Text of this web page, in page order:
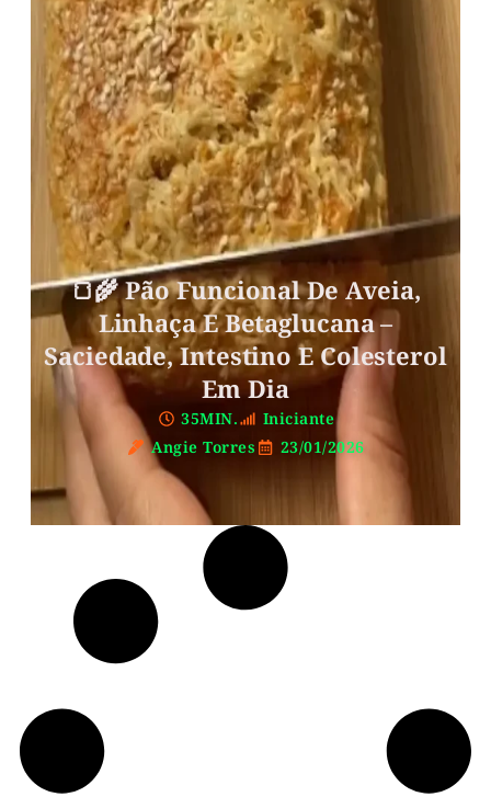
🍞🌾 Pão Funcional De Aveia,
Linhaça E Betaglucana –
Saciedade, Intestino E Colesterol
Em Dia
35MIN.
Iniciante
Angie Torres
23/01/2026